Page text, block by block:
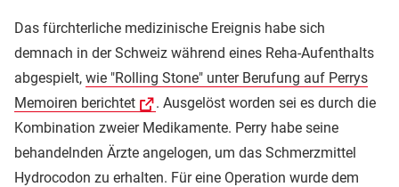
Das fürchterliche medizinische Ereignis habe sich
demnach in der Schweiz während eines Reha-Aufenthalts
abgespielt, wie "Rolling Stone" unter Berufung auf Perrys
Memoiren berichtet
. Ausgelöst worden sei es durch die
Kombination zweier Medikamente. Perry habe seine
behandelnden Ärzte angelogen, um das Schmerzmittel
Hydrocodon zu erhalten. Für eine Operation wurde dem